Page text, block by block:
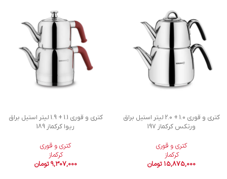
کتری و قوری 1.0 + 2.0 لیتر استیل براق
ورتکس کرکماز 197
کتری و قوری
کرکماز
15,875,000 تومان
کتری و قوری 1.1 + 1.9 لیتر استیل براق
ریوا کرکماز 189
کتری و قوری
کرکماز
9,307,000 تومان